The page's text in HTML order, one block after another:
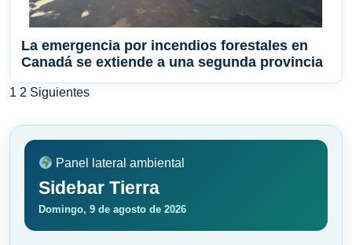
La emergencia por incendios forestales en
Canadá se extiende a una segunda provincia
Paginación
de
entradas
1 2 Siguientes
Panel lateral ambiental
Sidebar Tierra
Domingo, 9 de agosto de 2026